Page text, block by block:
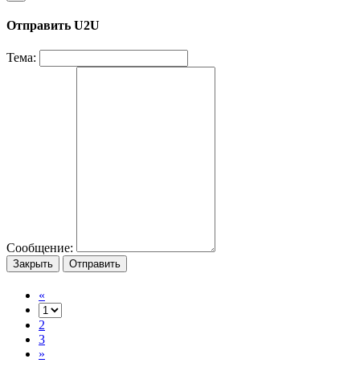
Отправить U2U
Тема:
Сообщение:
Закрыть Отправить
«
2
3
»